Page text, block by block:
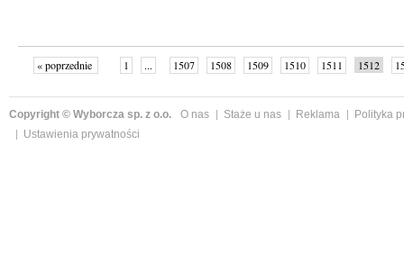
« poprzednie 1 ... 1507 1508 1509 1510 1511 1512
Copyright © Wyborcza sp. z o.o. O nas Staże u nas Reklama
Polityka
Ustawienia prywatności